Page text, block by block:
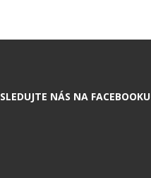
SLEDUJTE NÁS NA FACEBOOKU